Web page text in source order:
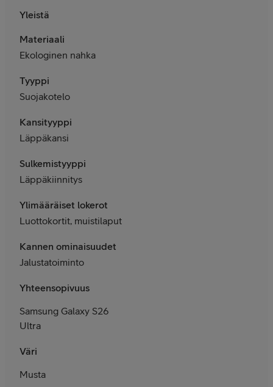
Yleistä
Materiaali
Ekologinen nahka
Tyyppi
Suojakotelo
Kansityyppi
Läppäkansi
Sulkemistyyppi
Läppäkiinnitys
Ylimääräiset lokerot
Luottokortit, muistilaput
Kannen ominaisuudet
Jalustatoiminto
Yhteensopivuus
Samsung Galaxy S26
Ultra
Väri
Musta